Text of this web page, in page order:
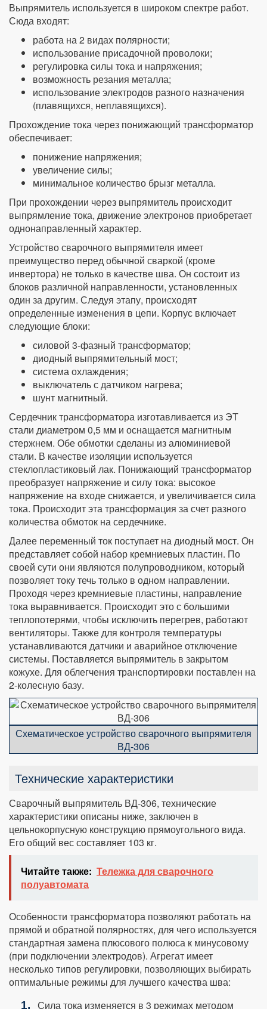
Выпрямитель используется в широком спектре работ.
Сюда входят:
работа на 2 видах полярности;
использование присадочной проволоки;
регулировка силы тока и напряжения;
возможность резания металла;
использование электродов разного назначения
(плавящихся, неплавящихся).
Прохождение тока через понижающий трансформатор
обеспечивает:
понижение напряжения;
увеличение силы;
минимальное количество брызг металла.
При прохождении через выпрямитель происходит
выпрямление тока, движение электронов приобретает
однонаправленный характер.
Устройство сварочного выпрямителя имеет
преимущество перед обычной сваркой (кроме
инвертора) не только в качестве шва. Он состоит из
блоков различной направленности, установленных
один за другим. Следуя этапу, происходят
определенные изменения в цепи. Корпус включает
следующие блоки:
силовой 3-фазный трансформатор;
диодный выпрямительный мост;
система охлаждения;
выключатель с датчиком нагрева;
шунт магнитный.
Сердечник трансформатора изготавливается из ЭТ
стали диаметром 0,5 мм и оснащается магнитным
стержнем. Обе обмотки сделаны из алюминиевой
стали. В качестве изоляции используется
стеклопластиковый лак. Понижающий трансформатор
преобразует напряжение и силу тока: высокое
напряжение на входе снижается, и увеличивается сила
тока. Происходит эта трансформация за счет разного
количества обмоток на сердечнике.
Далее переменный ток поступает на диодный мост. Он
представляет собой набор кремниевых пластин. По
своей сути они являются полупроводником, который
позволяет току течь только в одном направлении.
Проходя через кремниевые пластины, направление
тока выравнивается. Происходит это с большими
теплопотерями, чтобы исключить перегрев, работают
вентиляторы. Также для контроля температуры
устанавливаются датчики и аварийное отключение
системы. Поставляется выпрямитель в закрытом
кожухе. Для облегчения транспортировки поставлен на
2-колесную базу.
Схематическое устройство сварочного выпрямителя
ВД-306
Технические характеристики
Сварочный выпрямитель ВД-306, технические
характеристики описаны ниже, заключен в
цельнокорпусную конструкцию прямоугольного вида.
Его общий вес составляет 103 кг.
Читайте также: Тележка для сварочного
полуавтомата
Особенности трансформатора позволяют работать на
прямой и обратной полярностях, для чего используется
стандартная замена плюсового полюса к минусовому
(при подключении электродов). Агрегат имеет
несколько типов регулировки, позволяющих выбирать
оптимальные режимы для лучшего качества шва:
Сила тока изменяется в 3 режимах методом